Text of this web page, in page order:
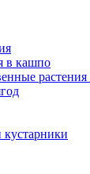
в кашпо